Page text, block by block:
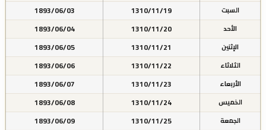
السبت 1310/11/19
1893/06/03
الأحد 1310/11/20
1893/06/04
الإثنين 1310/11/21
1893/06/05
الثلاثاء 1310/11/22
1893/06/06
الأربعاء 1310/11/23
1893/06/07
الخميس 1310/11/24
1893/06/08
الجمعة 1310/11/25
1893/06/09